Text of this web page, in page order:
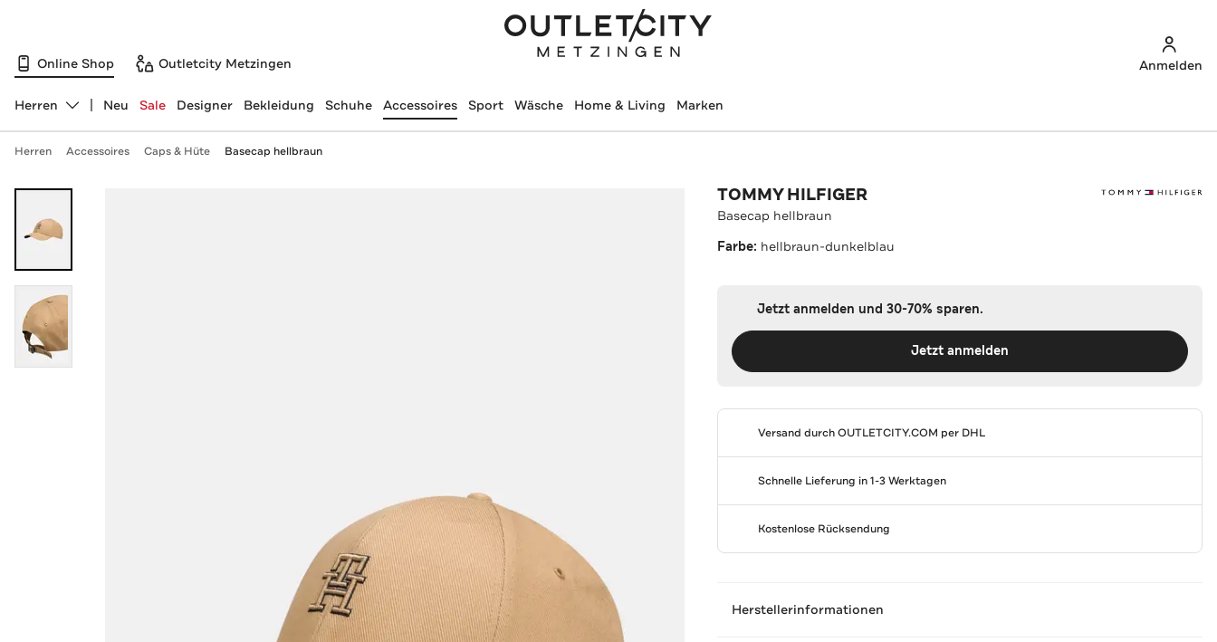
Online Shop Outletcity Metzingen Anmelden
Abteilung ändern, ausgewählt:
Herren Neu Sale Designer Bekleidung Schuhe Accessoires Sport Wäsche Home & Living Marken
Herren Accessoires Caps & Hüte Basecap hellbraun
TOMMY HILFIGER
Basecap hellbraun
Farbe: hellbraun-dunkelblau
Jetzt anmelden und 30-70% sparen.
Jetzt anmelden
Versand durchOUTLETCITY.COM per DHL
Schnelle Lieferung in 1-3 Werktagen
Kostenlose Rücksendung
Herstellerinformationen